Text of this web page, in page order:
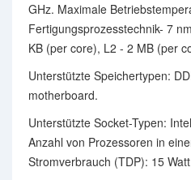
GHz. Maximale
Fertigungsprozesstechnik- 7
KB (per core), L2 - 2 MB (per
Unterstützte Speichertypen:
motherboard.
Unterstützte Socket-Typen:
Anzahl von Prozessoren in
Stromverbrauch (TDP): 15